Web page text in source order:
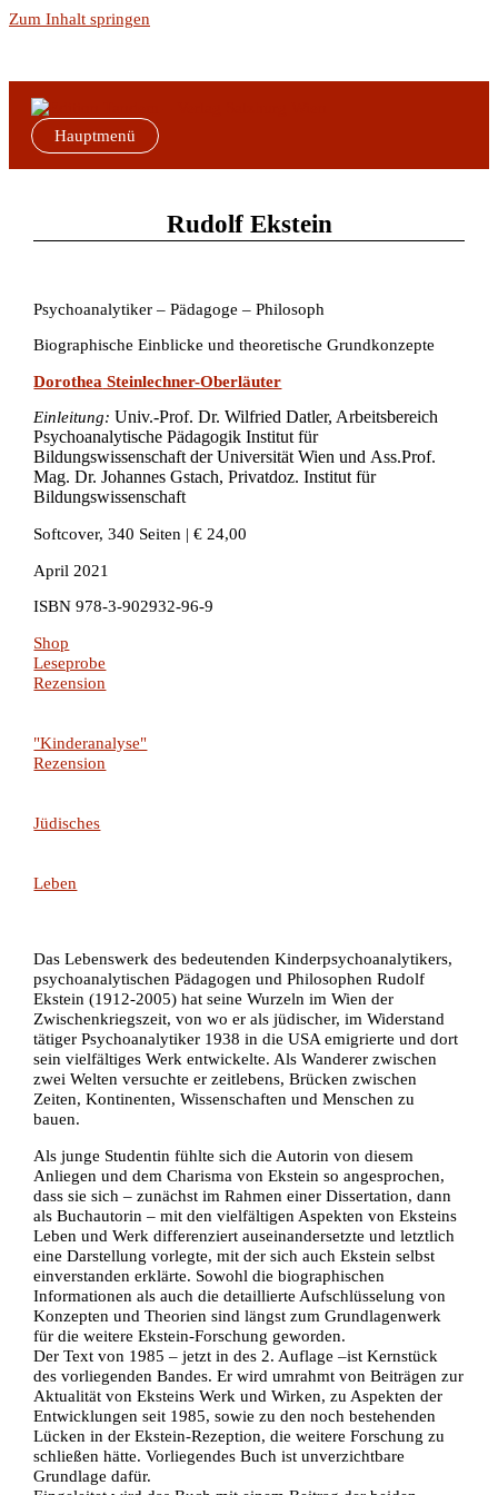
Zum Inhalt springen
Hauptmenü
Rudolf Ekstein
Psychoanalytiker – Pädagoge – Philosoph
Biographische Einblicke und theoretische Grundkonzepte
Dorothea Steinlechner-Oberläuter
Einleitung: Univ.-Prof. Dr. Wilfried Datler, Arbeitsbereich
Psychoanalytische Pädagogik Institut für
Bildungswissenschaft der Universität Wien undAss.Prof.
Mag. Dr. Johannes Gstach, Privatdoz. Institut für
Bildungswissenschaft
Softcover, 340 Seiten | € 24,00
April 2021
ISBN 978-3-902932-96-9
Shop
Leseprobe
Rezension
"Kinderanalyse"
Rezension
Jüdisches
Leben
Das Lebenswerk des bedeutenden Kinderpsychoanalytikers,
psychoanalytischen Pädagogen und Philosophen Rudolf
Ekstein (1912-2005) hat seine Wurzeln im Wien der
Zwischenkriegszeit, von wo er als jüdischer, im Widerstand
tätiger Psychoanalytiker 1938 in die USA emigrierte und dort
sein vielfältiges Werk entwickelte. Als Wanderer zwischen
zwei Welten versuchte er zeitlebens, Brücken zwischen
Zeiten, Kontinenten, Wissenschaften und Menschen zu
bauen.
Als junge Studentin fühlte sich die Autorin von diesem
Anliegen und dem Charisma von Ekstein so angesprochen,
dass sie sich – zunächst im Rahmen einer Dissertation, dann
als Buchautorin – mit den vielfältigen Aspekten von Eksteins
Leben und Werk differenziert auseinandersetzte und letztlich
eine Darstellung vorlegte, mit der sich auch Ekstein selbst
einverstanden erklärte. Sowohl die biographischen
Informationen als auch die detaillierte Aufschlüsselung von
Konzepten und Theorien sind längst zum Grundlagenwerk
für die weitere Ekstein-Forschung geworden.
Der Text von 1985 – jetzt in des 2. Auflage –ist Kernstück
des vorliegenden Bandes. Er wird umrahmt von Beiträgen zur
Aktualität von Eksteins Werk und Wirken, zu Aspekten der
Entwicklungen seit 1985, sowie zu den noch bestehenden
Lücken in der Ekstein-Rezeption, die weitere Forschung zu
schließen hätte. Vorliegendes Buch ist unverzichtbare
Grundlage dafür.